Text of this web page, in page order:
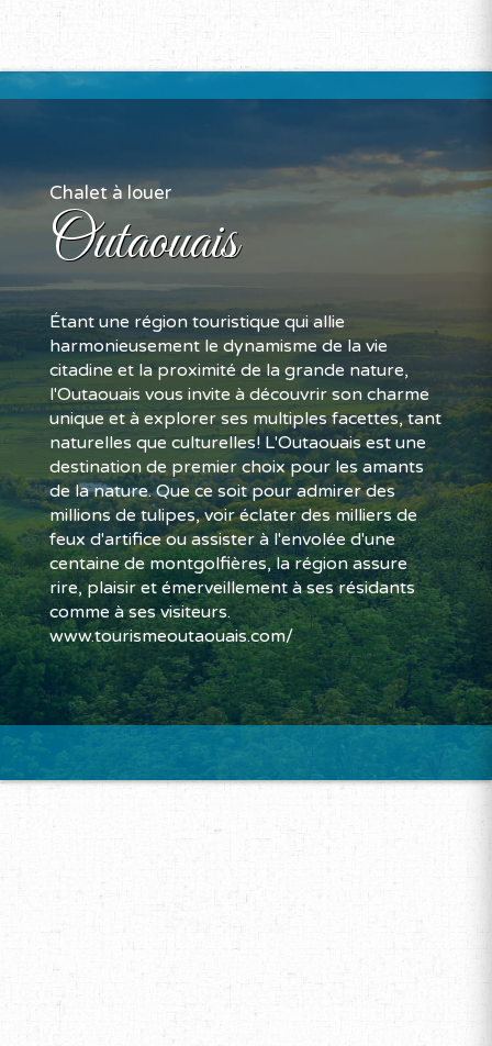
Chalet à louer
Outaouais
Étant une région touristique qui allie
harmonieusement le dynamisme de la vie
citadine et la proximité de la grande nature,
l'Outaouais vous invite à découvrir son charme
unique et à explorer ses multiples facettes, tant
naturelles que culturelles! L'Outaouais est une
destination de premier choix pour les amants
de la nature. Que ce soit pour admirer des
millions de tulipes, voir éclater des milliers de
feux d'artifice ou assister à l'envolée d'une
centaine de montgolfières, la région assure
rire, plaisir et émerveillement à ses résidants
comme à ses visiteurs.
www.tourismeoutaouais.com/